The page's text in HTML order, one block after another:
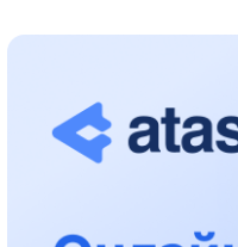
تۇلعالار كەرەك!